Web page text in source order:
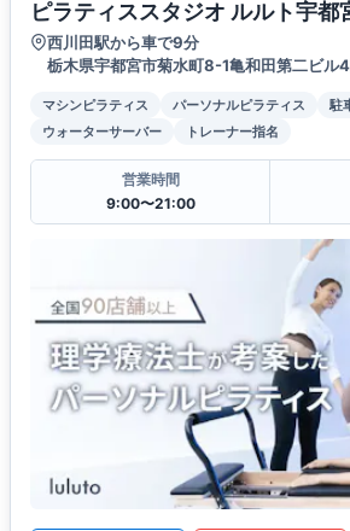
ピラティススタジオ ルルト宇都
西川田駅から車で9分
栃木県宇都宮市菊水町8-1亀和田第二ビル
マシンピラティス パーソナルピラティス
駐
ウォーターサーバー
トレーナー指名
営業時間
9:00〜21:00